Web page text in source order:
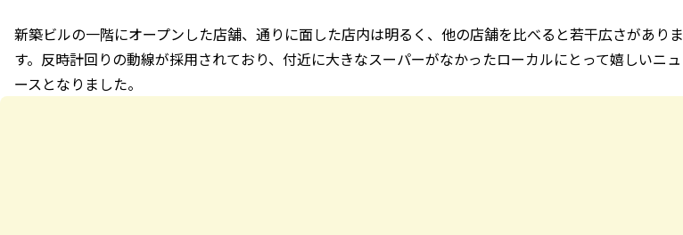
新築ビルの一階にオープンした店舗、通りに面した店内は明るく、他の店舗を比べると若干広さがありま
す。反時計回りの動線が採用されており、付近に大きなスーパーがなかったローカルにとって嬉しいニュ
ースとなりました。